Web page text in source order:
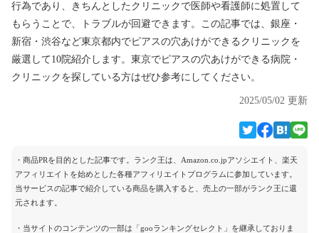
行為であり、きちんとしたクリニックで医師や看護師に処置して
もらうことで、トラブルが回避できます。この記事では、銀座・
新宿・渋谷など東京都内でピアスの穴あけができるクリニックを
厳選して10院紹介します。東京でピアスの穴あけができる病院・
クリニックを探している方はぜひ参考にしてください。
2025/05/02 更新
・商品PRを目的とした記事です。ランク王は、Amazon.co.jpアソシエイト、楽天
アフィリエイトを始めとした各種アフィリエイトプログラムに参加しています。
当サービスの記事で紹介している商品を購入すると、売上の一部がランク王に還
元されます。
・当サイトのコンテンツの一部は「gooランキングセレクト」を継承しておりま